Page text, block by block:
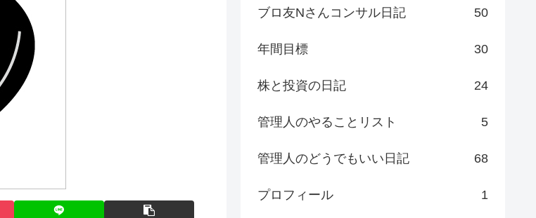
ブロ友Nさんコンサル日記 50
年間目標 30
株と投資の日記 24
管理人のやることリスト 5
管理人のどうでもいい日記 68
プロフィール 1